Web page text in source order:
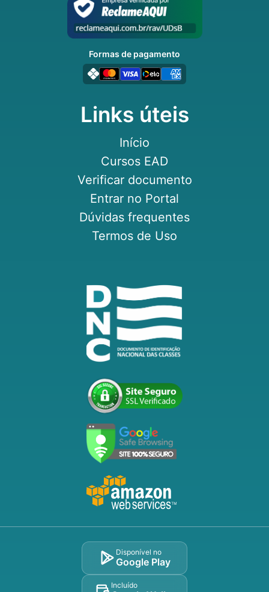
Links úteis
Início
Cursos EAD
Verificar documento
Entrar no Portal
Dúvidas frequentes
Termos de Uso
Formas de pagamento
Disponível no
Google Play
Incluído